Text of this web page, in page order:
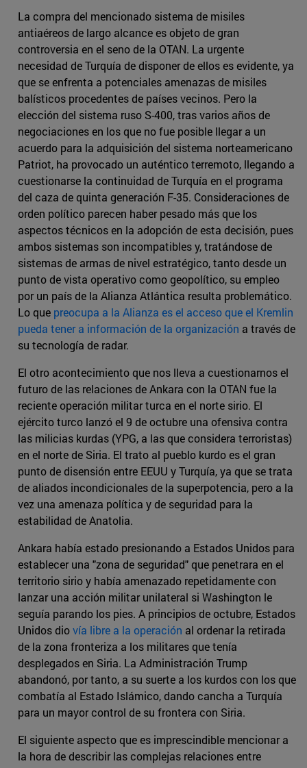
La compra del mencionado sistema de misiles
antiaéreos de largo alcance es objeto de gran
controversia en el seno de la OTAN. La urgente
necesidad de Turquía de disponer de ellos es evidente, ya
que se enfrenta a potenciales amenazas de misiles
balísticos procedentes de países vecinos. Pero la
elección del sistema ruso S-400, tras varios años de
negociaciones en los que no fue posible llegar a un
acuerdo para la adquisición del sistema norteamericano
Patriot, ha provocado un auténtico terremoto, llegando a
cuestionarse la continuidad de Turquía en el programa
del caza de quinta generación F-35. Consideraciones de
orden político parecen haber pesado más que los
aspectos técnicos en la adopción de esta decisión, pues
ambos sistemas son incompatibles y, tratándose de
sistemas de armas de nivel estratégico, tanto desde un
punto de vista operativo como geopolítico, su empleo
por un país de la Alianza Atlántica resulta problemático.
Lo que preocupa a la Alianza es el acceso que el Kremlin
pueda tener a información de la organización a través de
su tecnología de radar.
El otro acontecimiento que nos lleva a cuestionarnos el
futuro de las relaciones de Ankara con la OTAN fue la
reciente operación militar turca en el norte sirio. El
ejército turco lanzó el 9 de octubre una ofensiva contra
las milicias kurdas (YPG, a las que considera terroristas)
en el norte de Siria. El trato al pueblo kurdo es el gran
punto de disensión entre EEUU y Turquía, ya que se trata
de aliados incondicionales de la superpotencia, pero a la
vez una amenaza política y de seguridad para la
estabilidad de Anatolia.
Ankara había estado presionando a Estados Unidos para
establecer una "zona de seguridad" que penetrara en el
territorio sirio y había amenazado repetidamente con
lanzar una acción militar unilateral si Washington le
seguía parando los pies. A principios de octubre, Estados
Unidos diovía libre a la operación al ordenar la retirada
de la zona fronteriza a los militares que tenía
desplegados en Siria. La Administración Trump
abandonó, por tanto, a su suerte a los kurdos con los que
combatía al Estado Islámico, dando cancha a Turquía
para un mayor control de su frontera con Siria.
El siguiente aspecto que es imprescindible mencionar a
la hora de describir las complejas relaciones entre